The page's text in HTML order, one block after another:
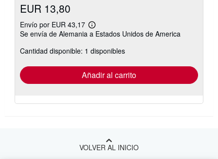
EUR 13,80
Envío por EUR 43,17
Más
información
las
tarifas
envío
Se envía de Alemania a Estados Unidos de America
Cantidad disponible: 1 disponibles
Añadir al carrito
VOLVER AL INICIO